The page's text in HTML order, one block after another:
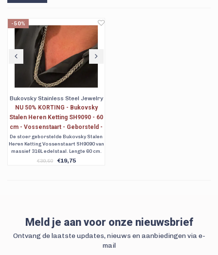
-50%
Bukovsky Stainless Steel Jewelry
NU 50% KORTING - Bukovsky
Stalen Heren Ketting SH9090 - 60
cm - Vossenstaart - Geborsteld -
Breedte: 0,6 cm - Dikte: 0,6 cm
De stoer geborstelde Bukovsky Stalen
Heren Ketting Vossenstaart SH9090 van
massief 316L edelstaal. Lengte 60 cm.
Diameter 6 mm. Gratis verzending. 90
€39,50 €19,75
Meld je aan voor onze nieuwsbrief
Ontvang de laatste updates, nieuws en aanbiedingen via e-
mail